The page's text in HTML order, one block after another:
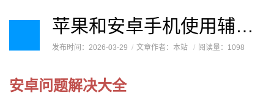
苹果和安卓手机使用辅助常遇到的问题解决
发布时间：2026-03-29 文章作者：本站 阅读量：1098
安卓问题解决大全